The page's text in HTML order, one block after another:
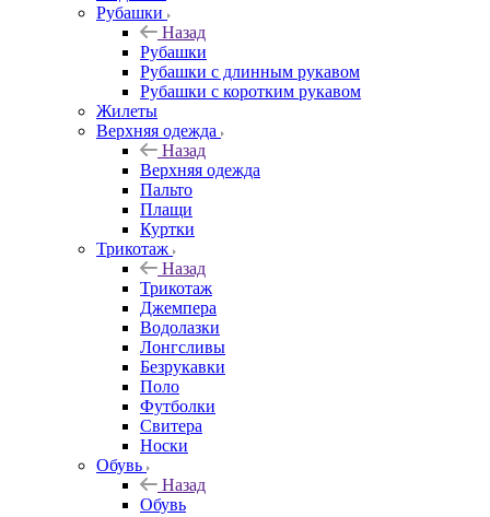
Рубашки
Назад
Рубашки
Рубашки с длинным рукавом
Рубашки с коротким рукавом
Жилеты
Верхняя одежда
Назад
Верхняя одежда
Пальто
Плащи
Куртки
Трикотаж
Назад
Трикотаж
Джемпера
Водолазки
Лонгсливы
Безрукавки
Поло
Футболки
Свитера
Носки
Обувь
Назад
Обувь